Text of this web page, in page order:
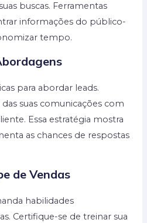
buscas. Ferramentas
informações do público-
tempo.
para abordar leads.
suas comunicações com
Essa estratégia mostra
as chances de respostas
de Vendas
habilidades
Certifique-se de treinar sua